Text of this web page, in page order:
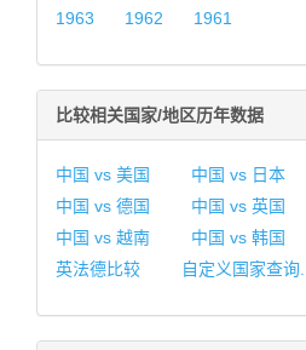
1963
1962 1961
比较相关国家/地区历年数据
中国 vs 美国 中国 vs 日本
中国 vs 德国
中国 vs 英国
中国 vs 越南
中国 vs 韩国
英法德比较
自定义国家查询...